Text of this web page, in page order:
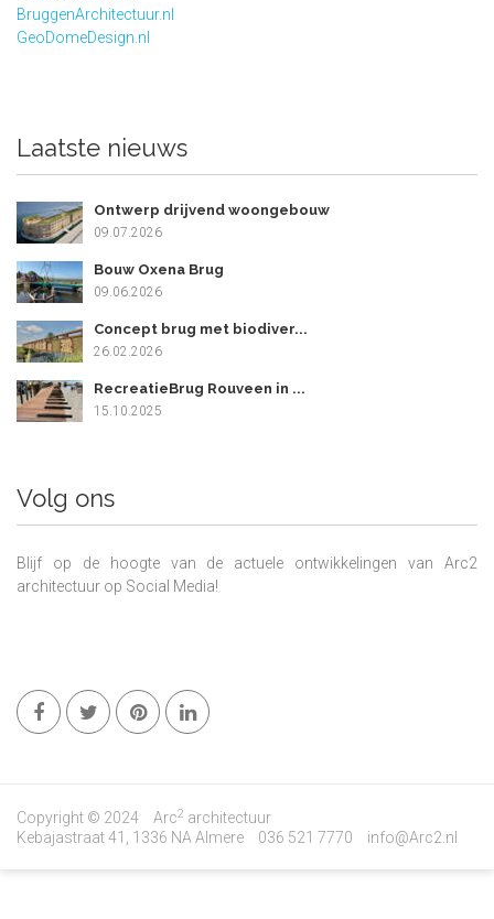
BruggenArchitectuur.nl
GeoDomeDesign.nl
Laatste nieuws
Ontwerp drijvend woongebouw
09.07.2026
Bouw Oxena Brug
09.06.2026
Concept brug met biodiver...
26.02.2026
RecreatieBrug Rouveen in ...
15.10.2025
Volg ons
Blijf op de hoogte van de actuele ontwikkelingen van Arc2
architectuur op Social Media!
Copyright © 2024 Arc2 architectuur
Kebajastraat 41, 1336 NA Almere
036 521 7770 info@Arc2.nl